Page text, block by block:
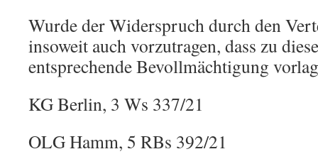
Wurde der Widerspruch durch den
insoweit auch vorzutragen, dass zu
entsprechende Bevollmächtigung
KG Berlin, 3 Ws 337/21
OLG Hamm, 5 RBs 392/21